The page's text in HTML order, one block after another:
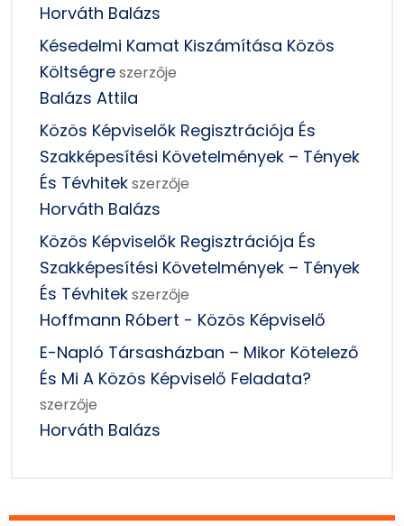
Horváth Balázs
Késedelmi Kamat Kiszámítása Közös
Költségreszerzője
Balázs Attila
Közös Képviselők Regisztrációja És
Szakképesítési Követelmények – Tények
És Tévhitekszerzője
Horváth Balázs
Közös Képviselők Regisztrációja És
Szakképesítési Követelmények – Tények
És Tévhitekszerzője
Hoffmann Róbert - Közös Képviselő
E-Napló Társasházban – Mikor Kötelező
És Mi A Közös Képviselő Feladata?
szerzője
Horváth Balázs